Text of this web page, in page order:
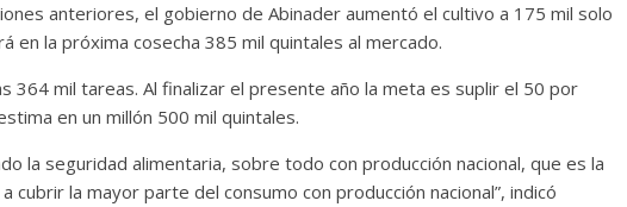
anteriores, el gobierno de Abinader aumentó el cultivo a 175 mil solo
en la próxima cosecha 385 mil quintales al mercado.
364 mil tareas. Al finalizar el presente año la meta es suplir el 50 por
en un millón 500 mil quintales.
la seguridad alimentaria, sobre todo con producción nacional, que es la
cubrir la mayor parte del consumo con producción nacional”, indicó